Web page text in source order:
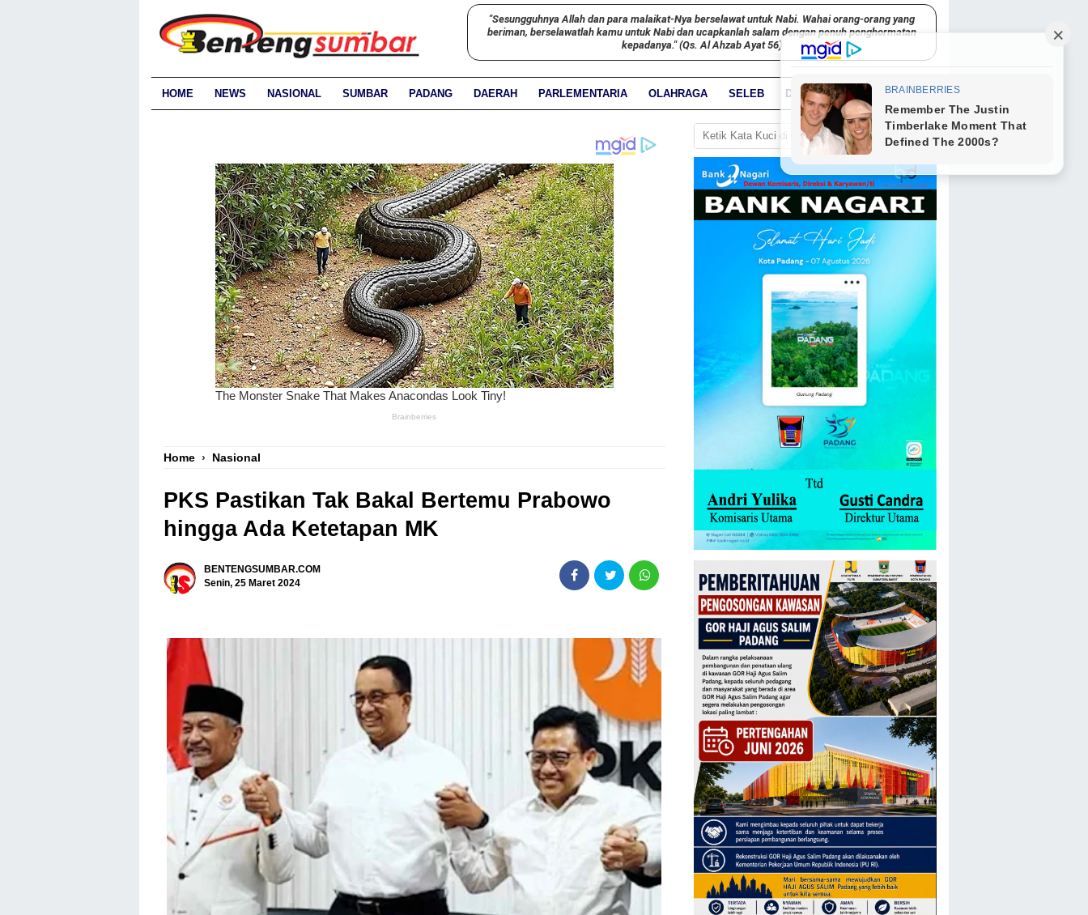
"Sesungguhnya Allah dan para malaikat-Nya berselawat untuk Nabi. Wahai orang-orang yang
beriman, berselawatlah kamu untuk Nabi dan ucapkanlah salam dengan penuh penghormatan
kepadanya." (Qs. Al Ahzab Ayat 56)
HOME NEWS NASIONAL SUMBAR PADANG DAERAH PARLEMENTARIA OLAHRAGA SELEB DUNIA PARIWARA
Home › Nasional
PKS Pastikan Tak Bakal Bertemu Prabowo
hingga Ada Ketetapan MK
BENTENGSUMBAR.COM
Senin, 25 Maret 2024